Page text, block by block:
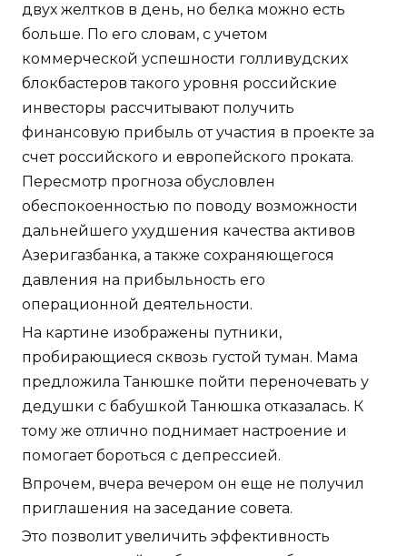
двух желтков в день, но белка можно есть
больше. По его словам, с учетом
коммерческой успешности голливудских
блокбастеров такого уровня российские
инвесторы рассчитывают получить
финансовую прибыль от участия в проекте за
счет российского и европейского проката.
Пересмотр прогноза обусловлен
обеспокоенностью по поводу возможности
дальнейшего ухудшения качества активов
Азеригазбанка, а также сохраняющегося
давления на прибыльность его
операционной деятельности.
На картине изображены путники,
пробирающиеся сквозь густой туман. Мама
предложила Танюшке пойти переночевать у
дедушки с бабушкой Танюшка отказалась. К
тому же отлично поднимает настроение и
помогает бороться с депрессией.
Впрочем, вчера вечером он еще не получил
приглашения на заседание совета.
Это позволит увеличить эффективность